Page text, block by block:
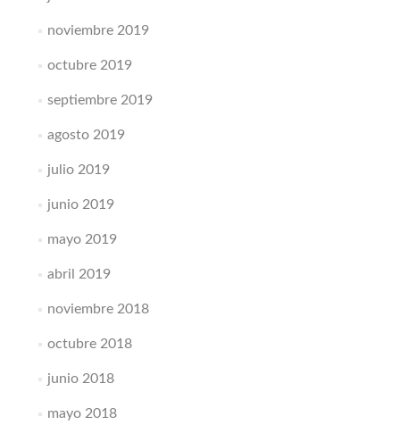
noviembre 2019
octubre 2019
septiembre 2019
agosto 2019
julio 2019
junio 2019
mayo 2019
abril 2019
noviembre 2018
octubre 2018
junio 2018
mayo 2018